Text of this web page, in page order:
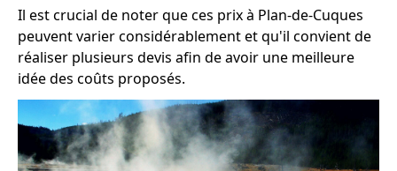
Il est crucial de noter que ces prix à Plan-de-Cuques
peuvent varier considérablement et qu'il convient de
réaliser plusieurs devis afin de avoir une meilleure
idée des coûts proposés.